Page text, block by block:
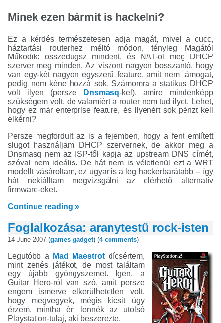
Minek ezen bármit is hackelni?
Ez a kérdés természetesen adja magát, mivel a cucc,
háztartási routerhez méltó módon, tényleg Magától
Működik: összedugsz mindent, és NAT-ol meg DHCP
szerver meg minden. Az viszont nagyon bosszantó, hogy
van egy-két nagyon egyszerű feature, amit nem támogat,
pedig nem kéne hozzá sok. Számomra a statikus DHCP
volt ilyen (persze
Dnsmasq-kel), amire mindenképp
szükségem volt, de valamiért a router nem tud ilyet. Lehet,
hogy ez már enterprise feature, és ilyenért sok pénzt kell
elkérni?
Persze megfordult az is a fejemben, hogy a fent említett
slugot használjam DHCP szervernek, de akkor meg a
Dnsmasq nem az ISP-től kapja az upstream DNS címét,
szóval nem ideális. De hát nem is véletlenül ezt a WRT
modellt vásároltam, ez ugyanis a leg hackerbarátabb -- így
hát nekiálltam megvizsgálni az elérhető alternatív
firmware-eket.
Continue reading »
Foglalkozása: aranytestű rock-isten
14 June 2007 (games gadget) (4 comments)
Legutóbb a Mad Maestrot dícsértem,
mint zenés játékot, de most találtam
egy újabb gyöngyszemet. Igen, a
Guitar Hero-ról van szó, amit persze
engem ismerve elkerülhetetlen volt,
hogy megvegyek, mégis kicsit úgy
érzem, mintha én lennék az utolsó
Playstation-tulaj, aki beszerezte.